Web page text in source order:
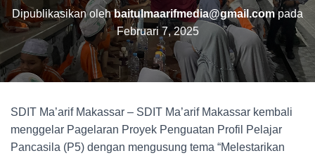
S
Dipublikasikan olehbaitulmaarifmedia@gmail.compada
Februari 7, 2025
SDIT Ma’arif Makassar – SDIT Ma’arif Makassar kembali
menggelar Pagelaran Proyek Penguatan Profil Pelajar
Pancasila (P5) dengan mengusung tema “Melestarikan